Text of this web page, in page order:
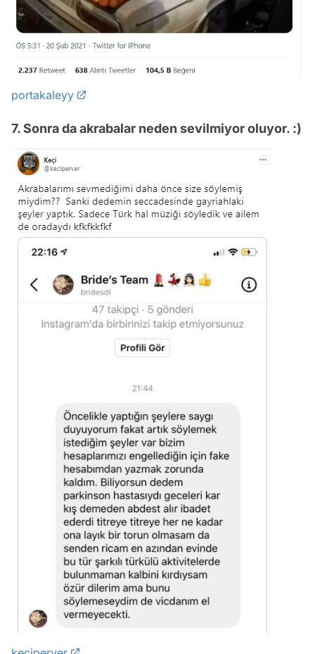
portakaleyy
7. Sonra da akrabalar neden sevilmiyor oluyor. :)